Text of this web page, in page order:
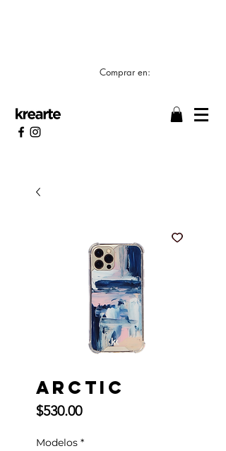
Comprar en:
ARCTIC
$530.00Precio
Modelos *